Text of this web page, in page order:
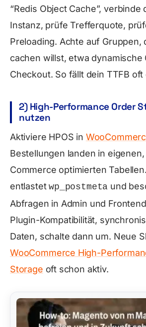
“Redis Object Cache”, verbinde
Instanz, prüfe Trefferquote,
Preloading. Achte auf Gruppen,
cachen willst, etwa dynamische
Checkout. So fällt dein TTFB oft
2) High-Performance Order
nutzen
Aktiviere HPOS in
Bestellungen landen in
Commerce optimierten
entlastetwp_postmeta und
Abfragen in Admin und
Plugin-Kompatibilität,
Daten, schalte dann um. Neue
WooCommerce High-
Storage oft schon aktiv.